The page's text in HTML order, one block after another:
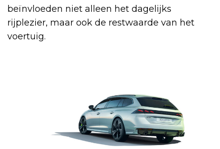
beïnvloeden niet alleen het dagelijks
rijplezier, maar ook de restwaarde van het
voertuig.